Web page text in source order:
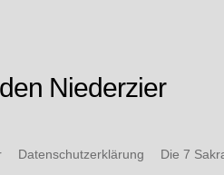
Niederzier
Datenschutzerklärung Die 7